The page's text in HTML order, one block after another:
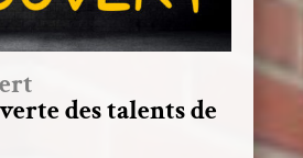
des talents de